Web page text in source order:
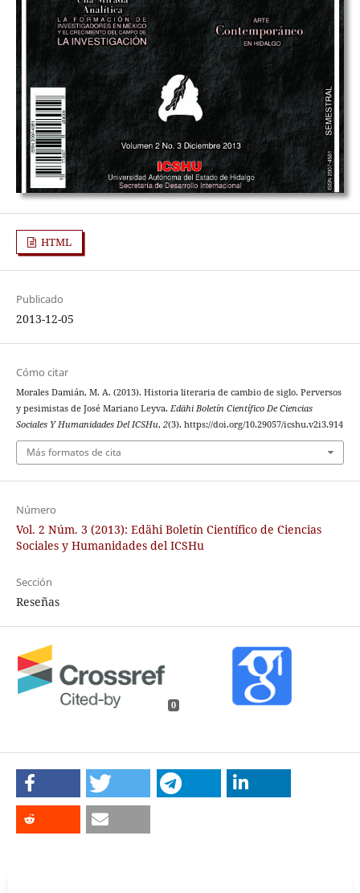
HTML
Publicado
2013-12-05
Cómo citar
Morales Damián, M. A. (2013). Historia literaria de cambio de siglo. Perversos
y pesimistas de José Mariano Leyva. Edähi Boletín Científico De Ciencias
Sociales Y Humanidades Del ICSHu, 2(3). https://doi.org/10.29057/icshu.v2i3.914
Más formatos de cita
Número
Vol. 2 Núm. 3 (2013): Edähi Boletín Científico de Ciencias
Sociales y Humanidades del ICSHu
Sección
Reseñas
0